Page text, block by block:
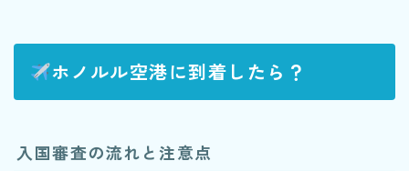
ホノルル空港に到着したら？
入国審査の流れと注意点